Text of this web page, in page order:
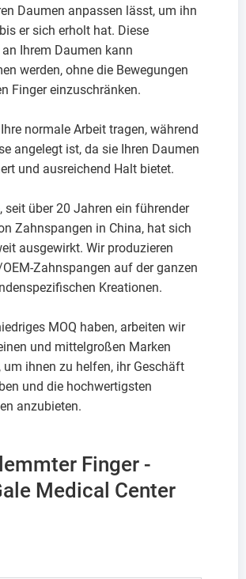
Daumen anpassen lässt, um ihn
er sich erholt hat. Diese
Ihrem Daumen kann
werden, ohne die Bewegungen
Finger einzuschränken.
normale Arbeit tragen, während
angelegt ist, da sie Ihren Daumen
und ausreichend Halt bietet.
, seit über 20 Jahren ein führender
Zahnspangen in China, hat sich
ausgewirkt. Wir produzieren
Zahnspangen auf der ganzen
Kreationen.
MOQ haben, arbeiten wir
und mittelgroßen Marken
um ihnen zu helfen, ihr Geschäft
und die hochwertigsten
anzubieten.
Finger -
Medical Center